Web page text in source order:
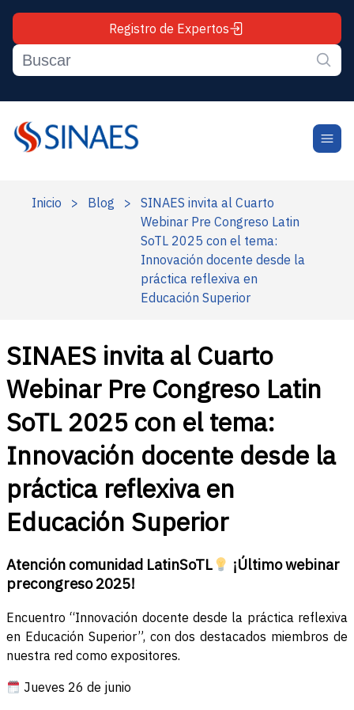
Registro de Expertos
Inicio > Blog >
SINAES invita al Cuarto
Webinar Pre Congreso Latin
SoTL 2025 con el tema:
Innovación docente desde la
práctica reflexiva en
Educación Superior
SINAES invita al Cuarto
Webinar Pre Congreso Latin
SoTL 2025 con el tema:
Innovación docente desde la
práctica reflexiva en
Educación Superior
Atención comunidad LatinSoTL
¡Último webinar
precongreso 2025!
Encuentro “Innovación docente desde la práctica reflexiva
en Educación Superior”, con dos destacados miembros de
nuestra red como expositores.
Jueves 26 de junio